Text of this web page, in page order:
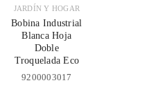
JARDÍN Y HOGAR
Bobina Industrial
Blanca Hoja
Doble
Troquelada Eco
9200003017